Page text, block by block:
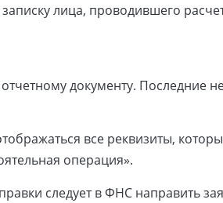
лица, проводившего
документу. Последние
все реквизиты,
операция».
следует в ФНС направить